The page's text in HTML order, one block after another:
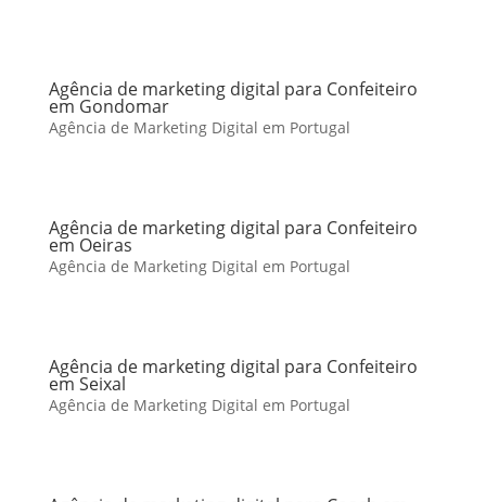
Agência de marketing digital para Confeiteiro
em Gondomar
Agência de Marketing Digital em Portugal
Agência de marketing digital para Confeiteiro
em Oeiras
Agência de Marketing Digital em Portugal
Agência de marketing digital para Confeiteiro
em Seixal
Agência de Marketing Digital em Portugal